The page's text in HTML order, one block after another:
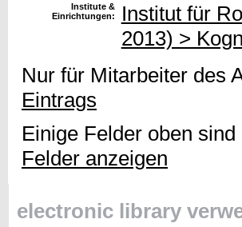
Institute &
Einrichtungen:
Institut für
2013) >
Nur für Mitarbeiter des
Eintrags
Einige Felder oben
Felder anzeigen
electronic library